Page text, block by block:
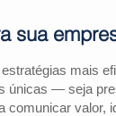
mais
únicas — seja
comunicar valor,
sua